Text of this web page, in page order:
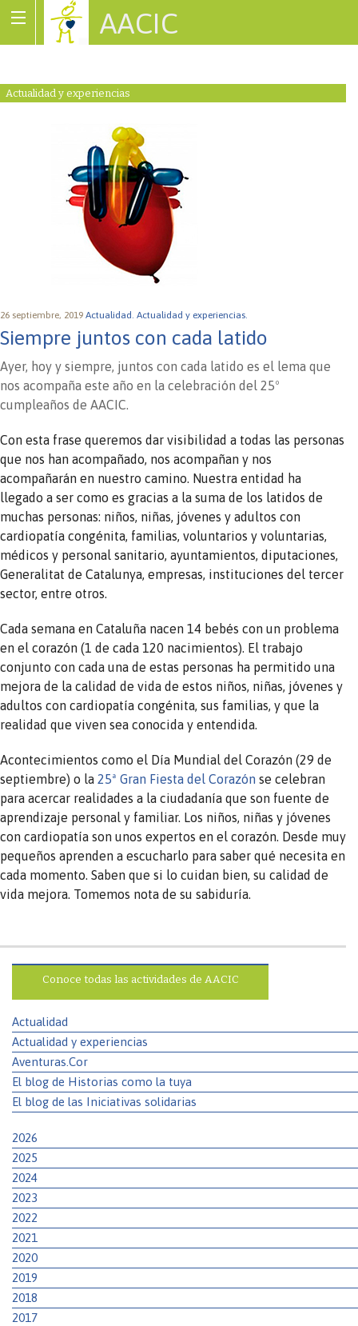
AACIC
Actualidad y experiencias
26 septiembre, 2019 Actualidad. Actualidad y experiencias.
Siempre juntos con cada latido
Ayer, hoy y siempre, juntos con cada latido es el lema que
nos acompaña este año en la celebración del 25º
cumpleaños de AACIC.
Con esta frase queremos dar visibilidad a todas las personas
que nos han acompañado, nos acompañan y nos
acompañarán en nuestro camino. Nuestra entidad ha
llegado a ser como es gracias a la suma de los latidos de
muchas personas: niños, niñas, jóvenes y adultos con
cardiopatía congénita, familias, voluntarios y voluntarias,
médicos y personal sanitario, ayuntamientos, diputaciones,
Generalitat de Catalunya, empresas, instituciones del tercer
sector, entre otros.
Cada semana en Cataluña nacen 14 bebés con un problema
en el corazón (1 de cada 120 nacimientos). El trabajo
conjunto con cada una de estas personas ha permitido una
mejora de la calidad de vida de estos niños, niñas, jóvenes y
adultos con cardiopatía congénita, sus familias, y que la
realidad que viven sea conocida y entendida.
Acontecimientos como el Día Mundial del Corazón (29 de
septiembre) o la 25ª Gran Fiesta del Corazón se celebran
para acercar realidades a la ciudadanía que son fuente de
aprendizaje personal y familiar. Los niños, niñas y jóvenes
con cardiopatía son unos expertos en el corazón. Desde muy
pequeños aprenden a escucharlo para saber qué necesita en
cada momento. Saben que si lo cuidan bien, su calidad de
vida mejora. Tomemos nota de su sabiduría.
Conoce todas las actividades de AACIC
Actualidad
Actualidad y experiencias
Aventuras.Cor
El blog de Historias como la tuya
El blog de las Iniciativas solidarias
2026
2025
2024
2023
2022
2021
2020
2019
2018
2017